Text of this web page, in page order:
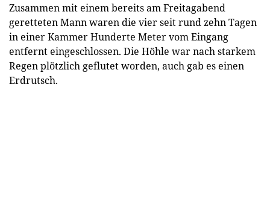
Zusammen mit einem bereits am Freitagabend
geretteten Mann waren die vier seit rund zehn Tagen
in einer Kammer Hunderte Meter vom Eingang
entfernt eingeschlossen. Die Höhle war nach starkem
Regen plötzlich geflutet worden, auch gab es einen
Erdrutsch.